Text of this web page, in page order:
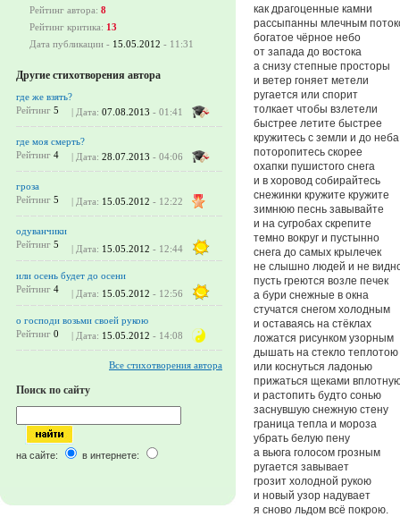
Рейтинг автора: 8
Рейтинг критика: 13
Дата публикации - 15.05.2012 - 11:31
Другие стихотворения автора
где же взять?
Рейтинг 5 | Дата: 07.08.2013 - 01:41
где моя смерть?
Рейтинг 4 | Дата: 28.07.2013 - 04:06
гроза
Рейтинг 5 | Дата: 15.05.2012 - 12:22
одуванчики
Рейтинг 5 | Дата: 15.05.2012 - 12:44
или осень будет до осени
Рейтинг 4 | Дата: 15.05.2012 - 12:56
о господи возьми своей рукою
Рейтинг 0 | Дата: 15.05.2012 - 14:08
Все стихотворения автора
Поиск по сайту
на сайте: в интернете:
как драгоценные камни
рассыпанны млечным
богатое чёрное небо
от запада до востока
а снизу степные просторы
и ветер гоняет метели
ругается или спорит
толкает чтобы взлетели
быстрее летите быстрее
кружитесь с земли и до неба
поторопитесь скорее
охапки пушистого снега
и в хоровод собирайтесь
снежинки кружите кружите
зимнюю песнь завывайте
и на сугробах скрепите
темно вокруг и пустынно
снега до самых крылечек
не слышно людей и не
пусть греются возле печек
а бури снежные в окна
стучатся снегом холодным
и оставаясь на стёклах
ложатся рисунком узорным
дышать на стекло теплотою
или коснуться ладонью
прижаться щеками
и растопить будто сонью
заснувшую снежную стену
граница тепла и мороза
убрать белую пену
а вьюга голосом грозным
ругается завывает
грозит холодной рукою
и новый узор надувает
я сново льдом всё покрою.